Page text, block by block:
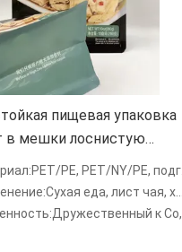
пищевая упаковка
в мешки лоснистую
Гуссет стороны слоения
PE, PET/NY/PE, подгоняло
еда, лист чая, хлеб, гайки, печенье, кофе, конфета
к Со, качество еды, Durabe, низкий доказательство запаха, влаги и масла